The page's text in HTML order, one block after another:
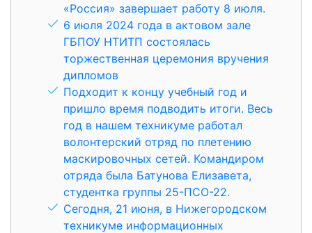
«Россия» завершает работу 8 июля.
6 июля 2024 года в актовом зале
ГБПОУ НТИТП состоялась
торжественная церемония вручения
дипломов
Подходит к концу учебный год и
пришло время подводить итоги. Весь
год в нашем техникуме работал
волонтерский отряд по плетению
маскировочных сетей. Командиром
отряда была Батунова Елизавета,
студентка группы 25-ПСО-22.
Сегодня, 21 июня, в Нижегородском
техникуме информационных